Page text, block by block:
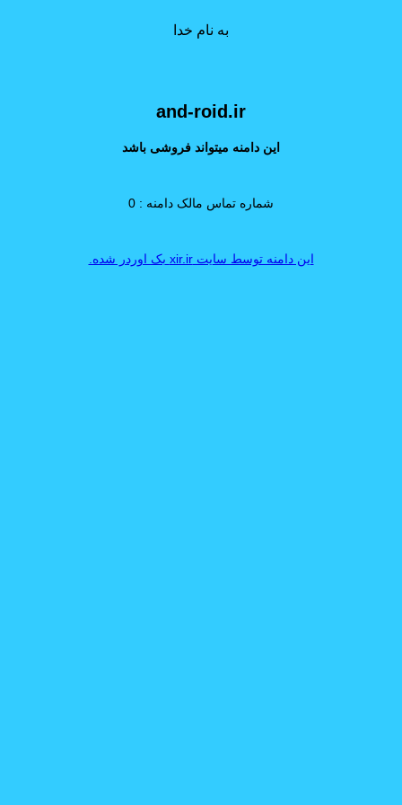
به نام خدا
and-roid.ir
این دامنه میتواند فروشی باشد
شماره تماس مالک دامنه : 0
این دامنه توسط سایت xir.ir بک اوردر شده.